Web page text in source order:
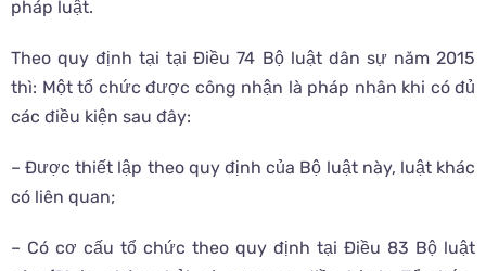
pháp luật.
Theo quy định tại tại Điều 74 Bộ luật dân sự năm 2015
thì: Một tổ chức được công nhận là pháp nhân khi có đủ
các điều kiện sau đây:
– Được thiết lập theo quy định của Bộ luật này, luật khác
có liên quan;
– Có cơ cấu tổ chức theo quy định tại Điều 83 Bộ luật